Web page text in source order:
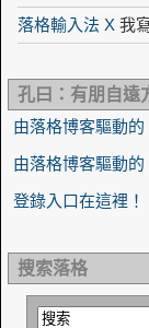
落格輸入法 X 我
孔曰：有朋自遠
由落格博客驅動
由落格博客驅動
登錄入口在這裡
搜索落格